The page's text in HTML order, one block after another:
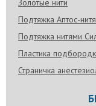
Золотые нити
Подтяжка Аптос-
Подтяжка нитями
Пластика
Страничка